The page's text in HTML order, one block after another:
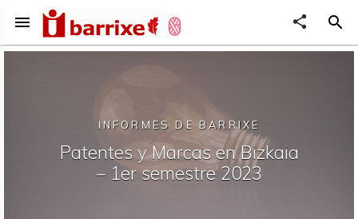
menu share search
INFORMES DE BARRIXE
Patentes y Marcas en Bizkaia
– 1er semestre 2023